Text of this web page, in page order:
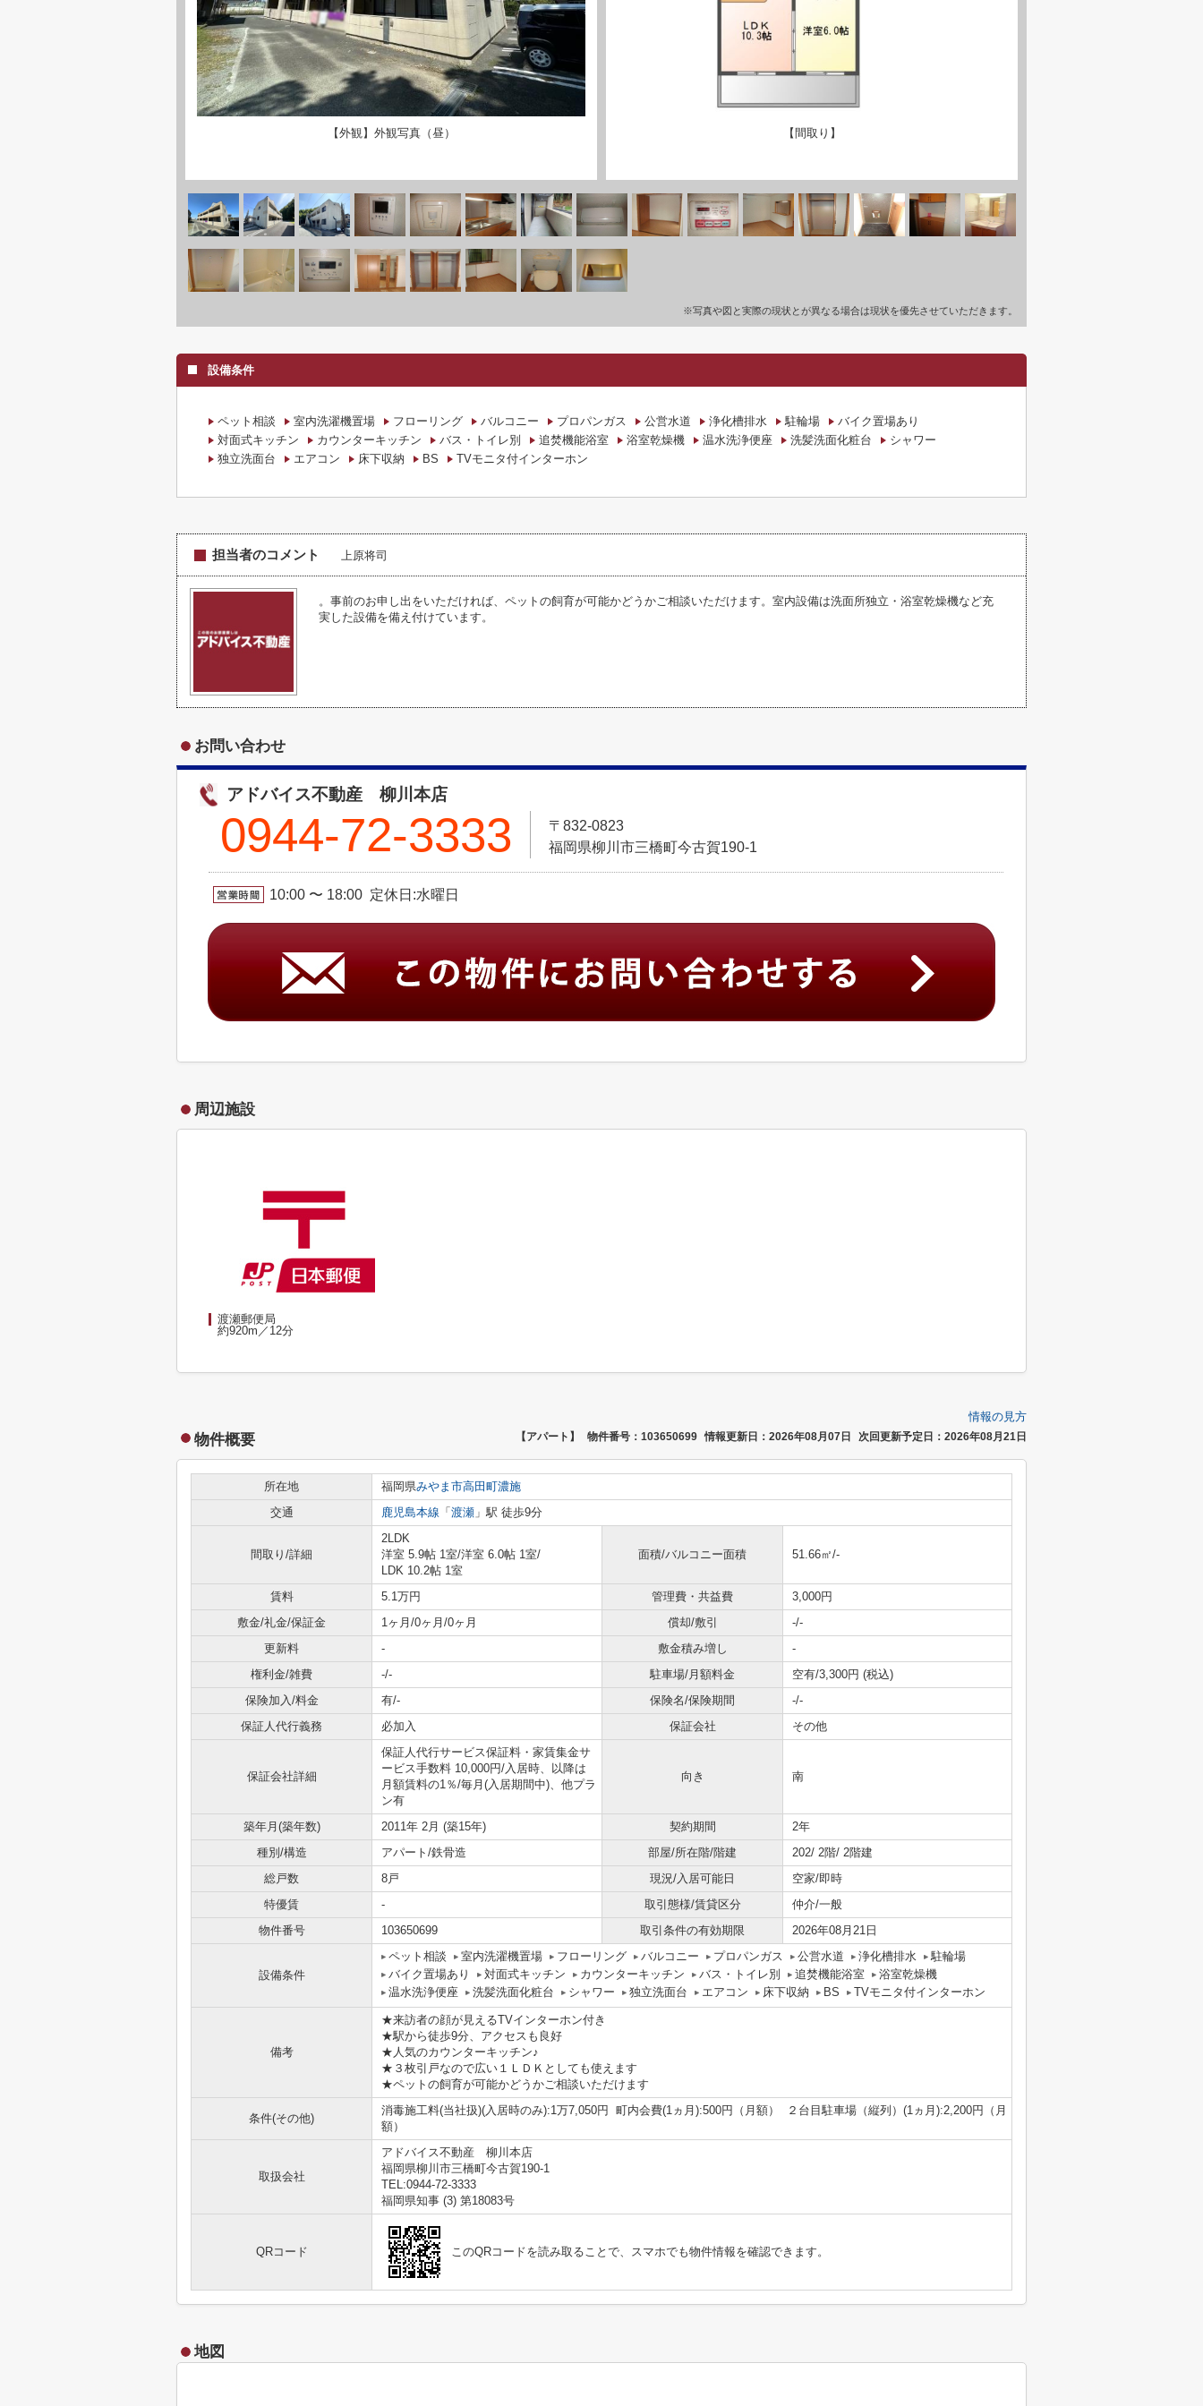
【外観】外観写真（昼） 【間取り】
※写真や図と実際の現状とが異なる場合は現状を優先させていただきます。
設備条件
ペット相談 室内洗濯機置場 フローリング バルコニー プロパンガス 公営水道 浄化槽排水 駐輪場
バイク置場あり
対面式キッチン
カウンターキッチン バス・トイレ別 追焚機能浴室 浴室乾燥機 温水洗浄便座 洗髪洗面化粧台
シャワー
独立洗面台
エアコン 床下収納 BS TVモニタ付インターホン
担当者のコメント 上原将司
。事前のお申し出をいただければ、ペットの飼育が可能かどうかご相談いただけます。室内設備は洗面所独立・浴室乾燥機など充
実した設備を備え付けています。
お問い合わせ
アドバイス不動産 柳川本店
0944-72-3333
〒832-0823
福岡県柳川市三橋町今古賀190-1
10:00 〜 18:00 定休日:水曜日
周辺施設
渡瀬郵便局
約920m／12分
情報の見方
物件概要 【アパート】 物件番号：103650699 情報更新日：2026年08月07日 次回更新予定日：2026年08月21日
所在地 福岡県みやま市高田町濃施
交通
鹿児島本線 「 渡瀬 」駅 徒歩9分
間取り/詳細
2LDK
洋室 5.9帖 1室/洋室 6.0帖 1室/
LDK 10.2帖 1室
面積/バルコニー面積 51.66㎡/-
賃料 5.1万円 管理費・共益費
3,000円
敷金/礼金/保証金
1ヶ月/0ヶ月/0ヶ月 償却/敷引
-/-
更新料
- 敷金積み増し
-
権利金/雑費
-/- 駐車場/月額料金
空有/3,300円 (税込)
保険加入/料金
有/- 保険名/保険期間
-/-
保証人代行義務
必加入 保証会社 その他
保証会社詳細
保証人代行サービス保証料・家賃集金サ
ービス手数料 10,000円/入居時、以降は
月額賃料の1％/毎月(入居期間中)、他プラ
ン有
向き 南
築年月(築年数) 2011年 2月 (築15年) 契約期間
2年
種別/構造
アパート/鉄骨造 部屋/所在階/階建
202/ 2階/ 2階建
総戸数
8戸 現況/入居可能日
空家/即時
特優賃
- 取引態様/賃貸区分
仲介/一般
物件番号
103650699 取引条件の有効期限 2026年08月21日
設備条件
ペット相談 室内洗濯機置場 フローリング バルコニー プロパンガス 公営水道 浄化槽排水
駐輪場
バイク置場あり
対面式キッチン カウンターキッチン バス・トイレ別 追焚機能浴室
浴室乾燥機
温水洗浄便座
洗髪洗面化粧台 シャワー 独立洗面台 エアコン 床下収納 BS TVモニタ付インターホン
備考
★来訪者の顔が見えるTVインターホン付き
★駅から徒歩9分、アクセスも良好
★人気のカウンターキッチン♪
★３枚引戸なので広い１ＬＤＫとしても使えます
★ペットの飼育が可能かどうかご相談いただけます
条件(その他)
消毒施工料(当社扱)(入居時のみ):1万7,050円 町内会費(1ヵ月):500円（月額） ２台目駐車場（縦列）(1ヵ月):2,200円（月
額）
取扱会社
アドバイス不動産 柳川本店
福岡県柳川市三橋町今古賀190-1
TEL:0944-72-3333
福岡県知事 (3) 第18083号
QRコード このQRコードを読み取ることで、スマホでも物件情報を確認できます。
地図